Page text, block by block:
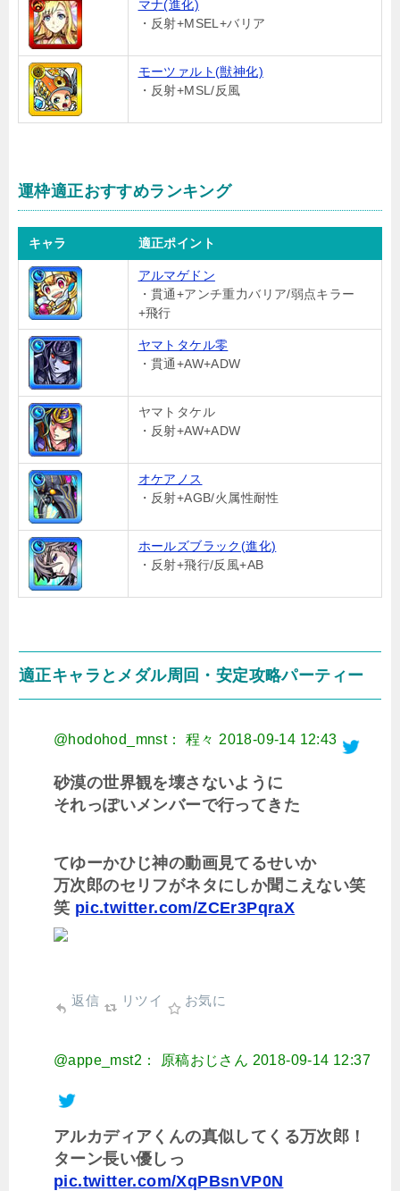
マナ(進化)
・反射+MSEL+バリア
モーツァルト(獣神化)
・反射+MSL/反風
運枠適正おすすめランキング
キャラ 適正ポイント
アルマゲドン
・貫通+アンチ重力バリア/弱点キラー
+飛行
ヤマトタケル零
・貫通+AW+ADW
ヤマトタケル
・反射+AW+ADW
オケアノス
・反射+AGB/火属性耐性
ホールズブラック(進化)
・反射+飛行/反風+AB
適正キャラとメダル周回・安定攻略パーティー
@hodohod_mnst： 程々 2018-09-14 12:43
砂漠の世界観を壊さないように
それっぽいメンバーで行ってきた
てゆーかひじ神の動画見てるせいか
万次郎のセリフがネタにしか聞こえない笑
笑 pic.twitter.com/ZCEr3PqraX
返信 リツイ お気に
@appe_mst2： 原稿おじさん 2018-09-14 12:37
アルカディアくんの真似してくる万次郎！
ターン長い優しっ
pic.twitter.com/XqPBsnVP0N